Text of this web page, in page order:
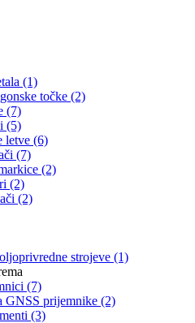
(1)
točke (2)
(7)
(5)
letve (6)
(7)
(2)
(2)
(2)
strojeve (1)
(7)
GNSS prijemnike (2)
(3)